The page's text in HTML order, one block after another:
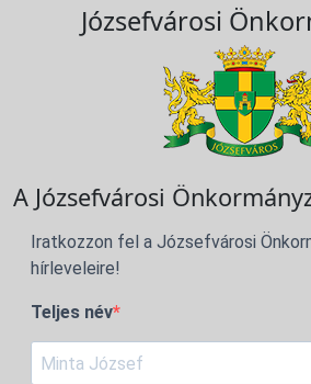
Józsefvárosi
A Józsefvárosi
Iratkozzon fel a Józsefvárosi
hírleveleire!
Teljes név